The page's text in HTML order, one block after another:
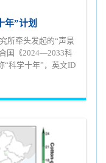
年”计划
所牵头发起的“声景
国《2024—2033科
“科学十年”，英文ID